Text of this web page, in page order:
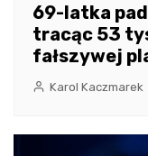
69-latka
tracąc 53
fałszywej
Karol Kaczmarek